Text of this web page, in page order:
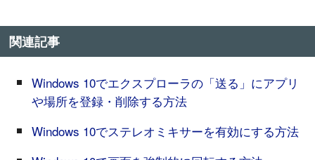
関連記事
Windows 10でエクスプローラの「送る」にアプリ
や場所を登録・削除する方法
Windows 10でステレオミキサーを有効にする方法